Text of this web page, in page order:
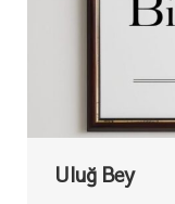
Uluğ Bey